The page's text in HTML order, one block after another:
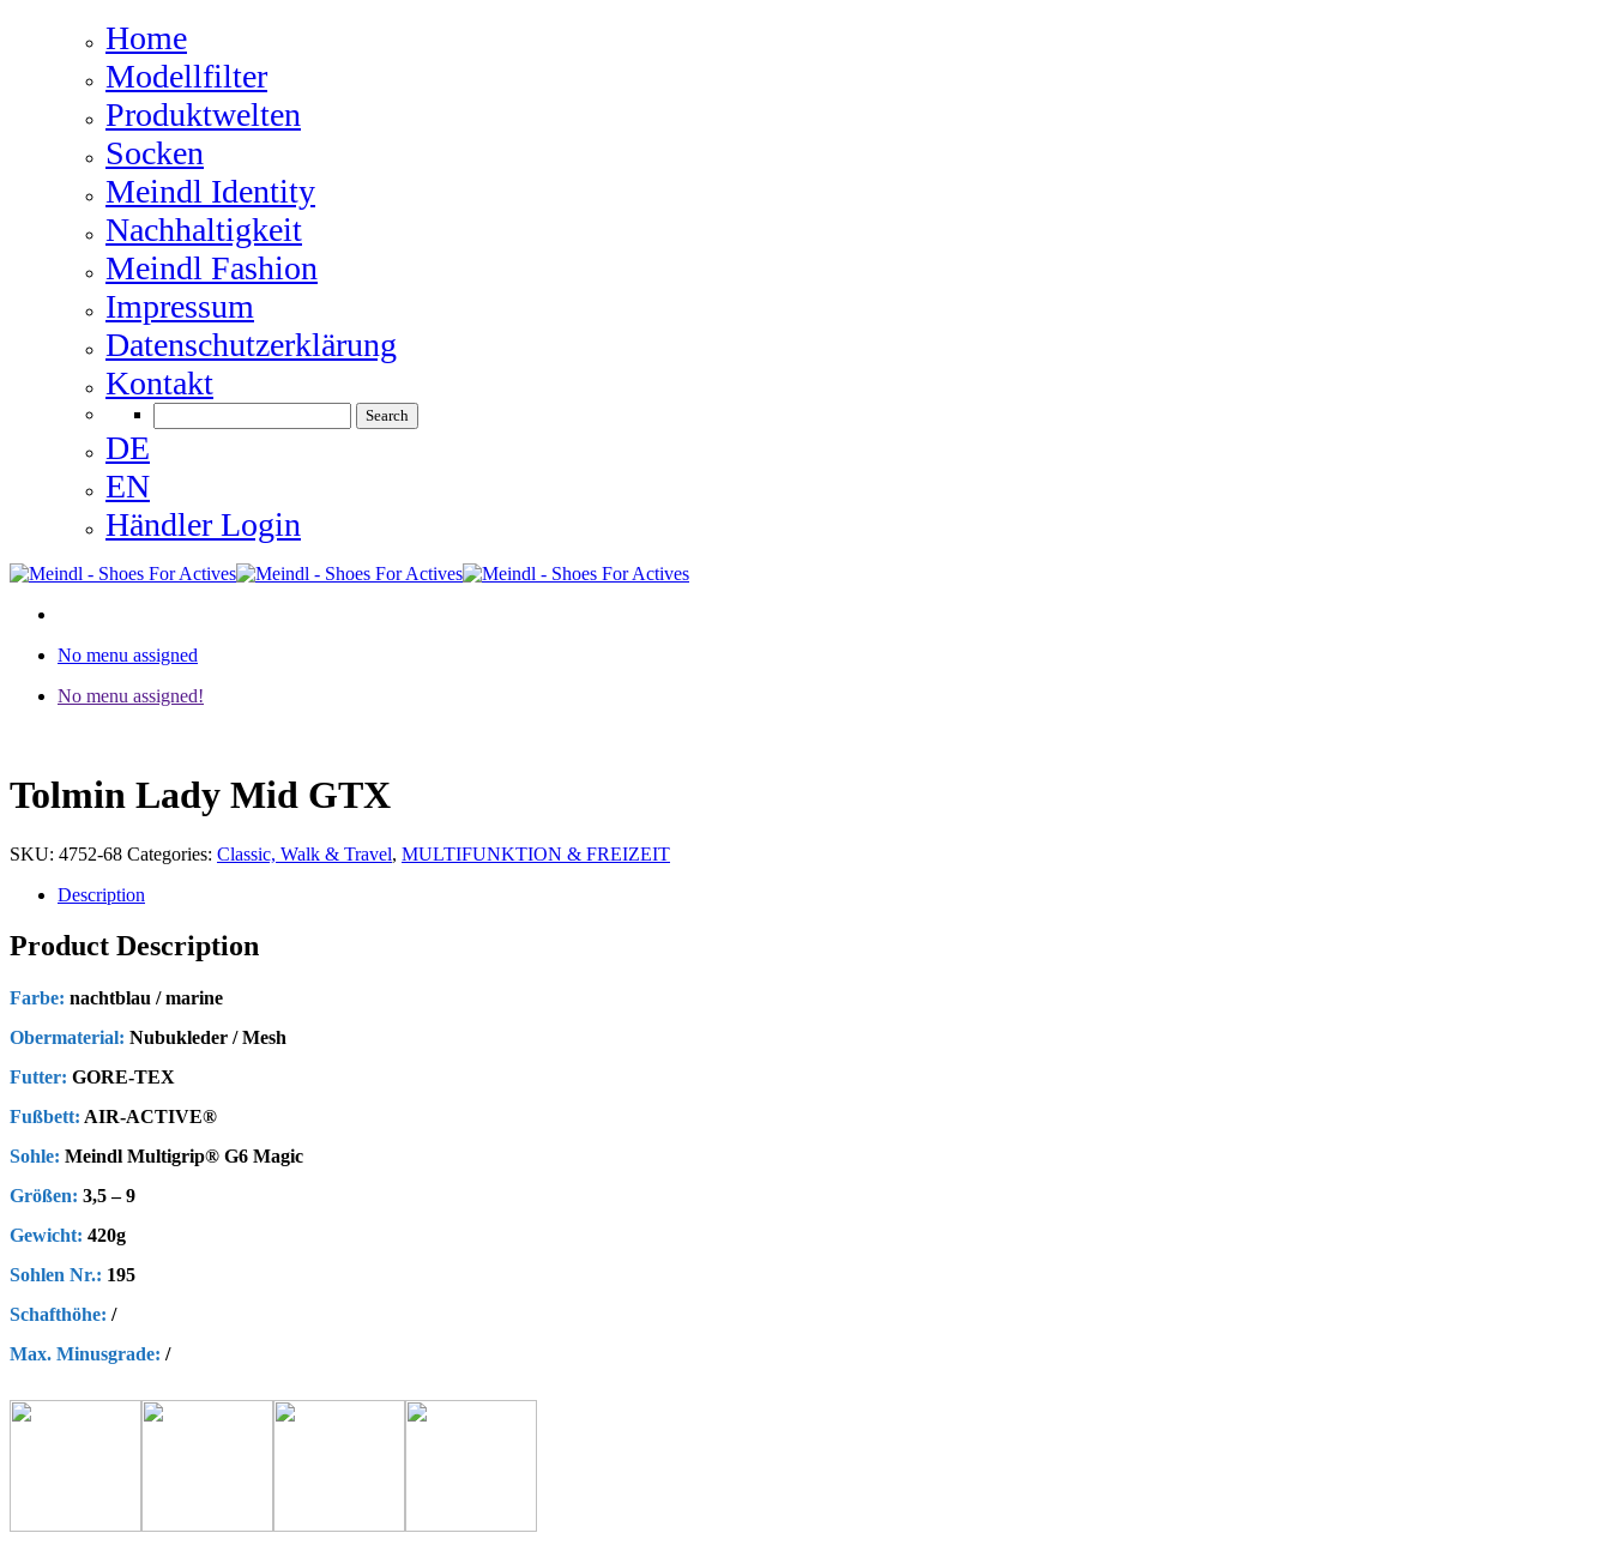
Home
Modellfilter
Produktwelten
Socken
Meindl Identity
Nachhaltigkeit
Meindl Fashion
Impressum
Datenschutzerklärung
Kontakt
DE
EN
Händler Login
No menu assigned
No menu assigned!
Tolmin Lady Mid GTX
SKU: 4752-68 Categories: Classic, Walk & Travel, MULTIFUNKTION & FREIZEIT
Description
Product Description
Farbe: nachtblau / marine
Obermaterial: Nubukleder / Mesh
Futter: GORE-TEX
Fußbett: AIR-ACTIVE®
Sohle: Meindl Multigrip® G6 Magic
Größen: 3,5 – 9
Gewicht: 420g
Sohlen Nr.: 195
Schafthöhe: /
Max. Minusgrade: /